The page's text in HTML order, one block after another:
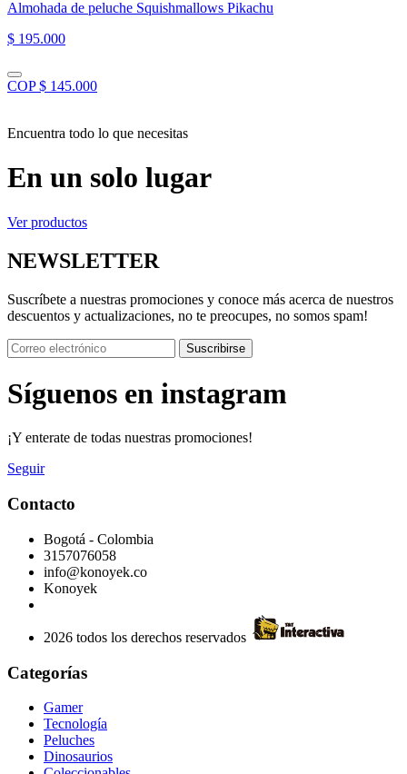
Almohada de peluche Squishmallows Pikachu
$ 195.000
COP $ 145.000
Encuentra todo lo que necesitas
En un solo lugar
Ver productos
NEWSLETTER
Suscríbete a nuestras promociones y conoce más acerca de nuestros
descuentos y actualizaciones, no te preocupes, no somos spam!
Suscribirse
Síguenos en instagram
¡Y enterate de todas nuestras promociones!
Seguir
Contacto
Bogotá - Colombia
3157076058
info@konoyek.co
Konoyek
2026 todos los derechos reservados
Categorías
Gamer
Tecnología
Peluches
Dinosaurios